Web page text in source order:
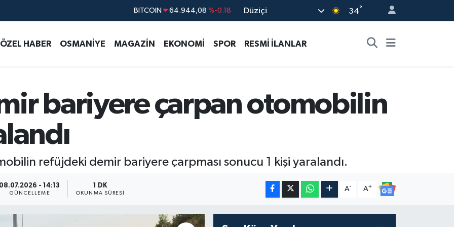
DOLAR 47,7436 %0.18
STERLİN 64,4811 %0.38
Düziçi 34°
ÖZEL HABER OSMANİYE MAGAZİN EKONOMİ SPOR RESMİ İLANLAR
bariyere çarpan otomobilin
refüjdeki demir bariyere çarpması sonucu 1 kişi yaralandı.
08.07.2026 - 14:13
GÜNCELLEME
1 DK
OKUNMA SÜRESI
A- A+